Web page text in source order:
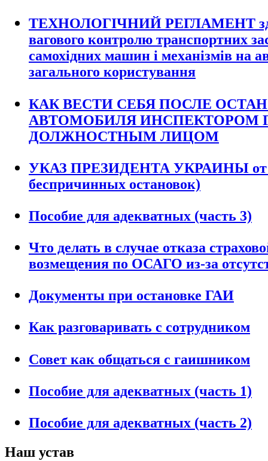
ТЕХНОЛОГІЧНИЙ РЕГЛАМЕНТ
вагового контролю транспортних
самохідних машин і механізмів на
загального користування
КАК ВЕСТИ СЕБЯ ПОСЛЕ
АВТОМОБИЛЯ ИНСПЕКТОРОМ
ДОЛЖНОСТНЫМ ЛИЦОМ
УКАЗ ПРЕЗИДЕНТА УКРАИНЫ от
беспричинных остановок)
Пособие для адекватных (часть 3)
Что делать в случае отказа
возмещения по ОСАГО из-за
Документы при остановке ГАИ
Как разговаривать с сотрудником
Совет как общаться с гаишником
Пособие для адекватных (часть 1)
Пособие для адекватных (часть 2)
Наш устав